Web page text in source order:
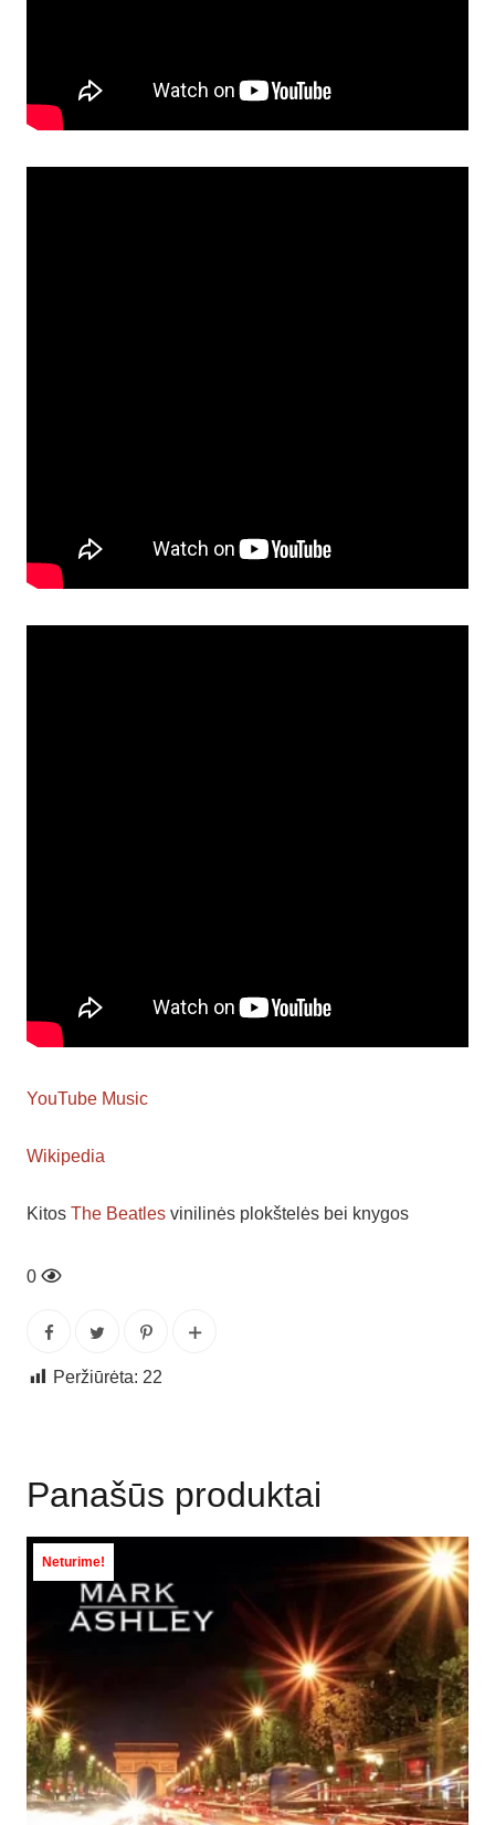
YouTube Music
Wikipedia
Kitos The Beatles vinilinės plokštelės bei knygos
0
Peržiūrėta: 22
Panašūs produktai
Neturime!